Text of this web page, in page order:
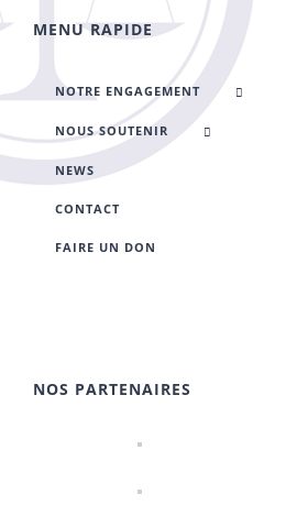
MENU RAPIDE
NOTRE ENGAGEMENT
NOUS SOUTENIR
NEWS
CONTACT
FAIRE UN DON
NOS PARTENAIRES